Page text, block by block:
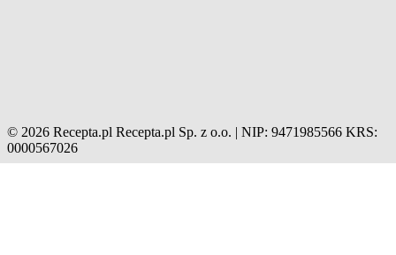
© 2026 Recepta.pl Recepta.pl Sp. z o.o. | NIP: 9471985566 KRS:
0000567026